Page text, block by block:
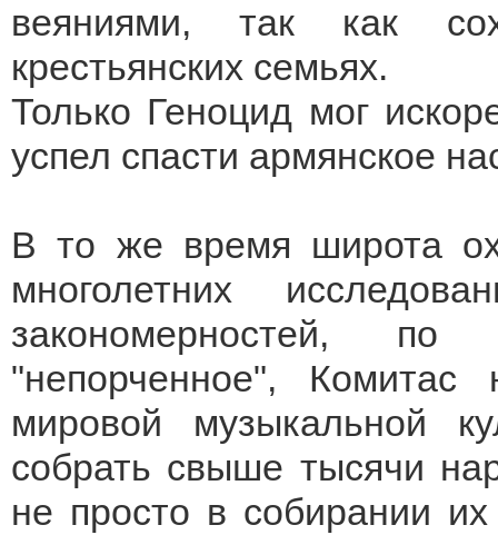
веяниями, так как
крестьянских семьях.
Только Геноцид мог
успел спасти армянское
В то же время широта
многолетних
закономерностей,
"непорченное",
мировой музыкальной
собрать свыше тысячи
не просто в собирании